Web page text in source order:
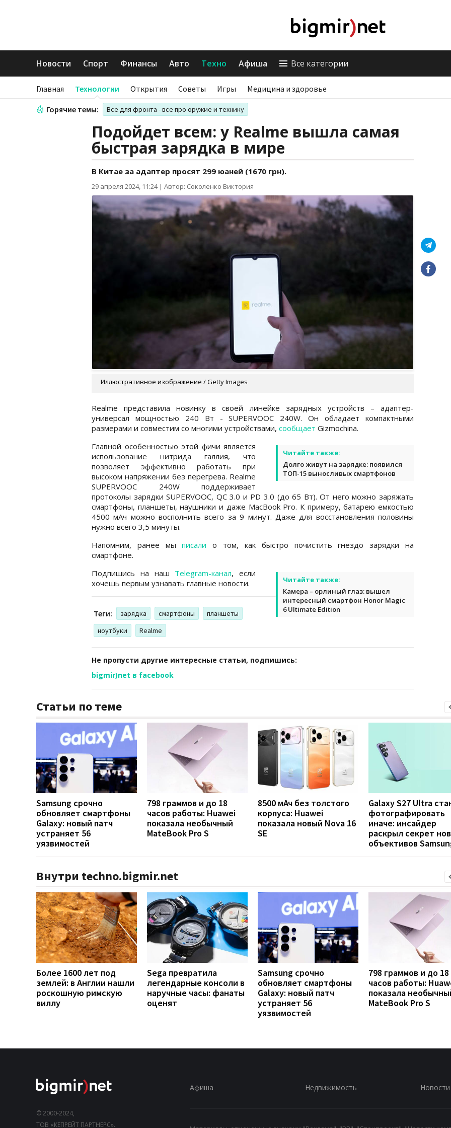
Новости Спорт Финансы Авто Техно Афиша Все категории
Главная Технологии Открытия Советы Игры Медицина и здоровье
Горячие темы: Все для фронта - все про оружие и технику
Подойдет всем: у Realme вышла самая
быстрая зарядка в мире
В Китае за адаптер просят 299 юаней (1670 грн).
29 апреля 2024, 11:24| Автор: Соколенко Виктория
Иллюстративное изображение / Getty Images
Realme представила новинку в своей линейке зарядных устройств – адаптер-
универсал мощностью 240 Вт - SUPERVOOC 240W. Он обладает компактными
размерами и совместим со многими устройствами, сообщает Gizmochina.
Читайте также:
Долго живут на зарядке: появился
ТОП-15 выносливых смартфонов
Главной особенностью этой фичи является
использование нитрида галлия, что
позволяет эффективно работать при
высоком напряжении без перегрева. Realme
SUPERVOOC 240W поддерживает
протоколы зарядки SUPERVOOC, QC 3.0 и PD 3.0 (до 65 Вт). От него можно заряжать
смартфоны, планшеты, наушники и даже MacBook Pro. К примеру, батарею емкостью
4500 мАч можно восполнить всего за 9 минут. Даже для восстановления половины
нужно всего 3,5 минуты.
Напомним, ранее мыписали о том, как быстро почистить гнездо зарядки на
смартфоне.
Читайте также:
Камера – орлиный глаз: вышел
интересный смартфон Honor Magic
6 Ultimate Edition
Подпишись на наш Telegram-канал, если
хочешь первым узнавать главные новости.
Теги: зарядка смартфоны
планшеты
ноутбуки
Realme
Не пропусти другие интересные статьи, подпишись:
bigmir)net в facebook
Статьи по теме
Samsung срочно
обновляет смартфоны
Galaxy: новый патч
устраняет 56
уязвимостей
798 граммов и до 18
часов работы: Huawei
показала необычный
MateBook Pro S
8500 мАч без толстого
корпуса: Huawei
показала новый Nova 16
SE
Galaxy S27 Ultra
фотографировать
иначе: инсайдер
раскрыл секрет
объективов
Внутри techno.bigmir.net
Более 1600 лет под
землей: в Англии нашли
роскошную римскую
виллу
Sega превратила
легендарные консоли в
наручные часы: фанаты
оценят
Samsung срочно
обновляет смартфоны
Galaxy: новый патч
устраняет 56
уязвимостей
798 граммов и до 18
часов работы:
показала
MateBook Pro S
© 2000-2024,
ТОВ «КЕПРЕЙТ ПАРТНЕРС».
Афиша Недвижимость Новости